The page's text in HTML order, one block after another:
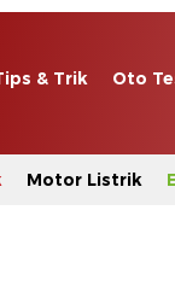
& Trik Oto
Motor Listrik